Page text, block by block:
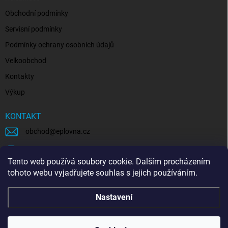
Tento web používá soubory cookie. Dalším procházením
tohoto webu vyjadřujete souhlas s jejich používáním.
Nastavení
Obchodní podmínky
Servisní podmínky
Podmínky ochrany osobních údajů
Velkoobchod
Kontakty
Výkup
KONTAKT
obchod @eplovna.cz
eplovna.cz